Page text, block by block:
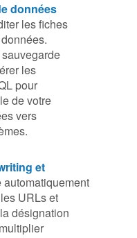
données
les fiches
les
pour
de votre
vers
et
automatiquement
URLs et
désignation